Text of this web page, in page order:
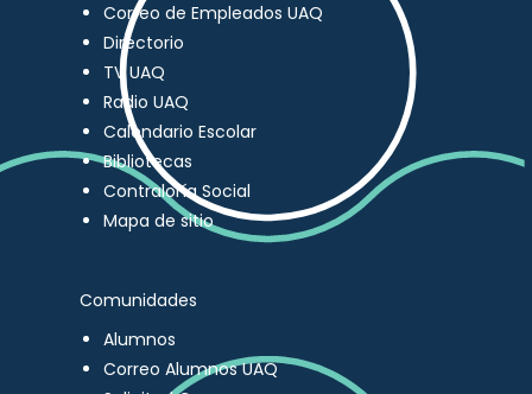
Correo de Empleados UAQ
Directorio
TV UAQ
Radio UAQ
Calendario Escolar
Bibliotecas
Contraloría Social
Mapa de sitio
Comunidades
Alumnos
Correo Alumnos UAQ